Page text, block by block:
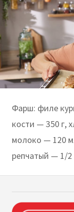
Фарш: филе
кости — 350 г,
молоко — 120
репчатый — 1/2